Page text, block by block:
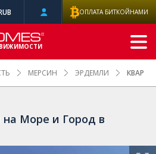
МЕРСИН ЭРДЕМЛИ
Море и Город в
ОПЛАТА БИТКОЙНАМИ